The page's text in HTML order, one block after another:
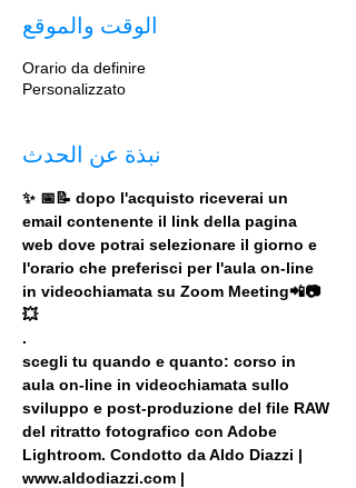
الوقت والموقع
Orario da definire
Personalizzato
نبذة عن الحدث
✨ 📅📝 dopo l'acquisto riceverai un
email contenente il link della pagina
web dove potrai selezionare il giorno e
l'orario che preferisci per l'aula on-line
in videochiamata su Zoom Meeting📲📷
💥
.
scegli tu quando e quanto: corso in
aula on-line in videochiamata sullo
sviluppo e post-produzione del file RAW
del ritratto fotografico con Adobe
Lightroom. Condotto da Aldo Diazzi |
www.aldodiazzi.com |